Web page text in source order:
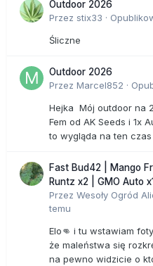
Outdoor 2026
Przez stix33 ·
Śliczne
Outdoor 2026
Przez Marcel852 ·
Hejka Mój outdoor na
Fem od AK Seeds i 1x
to wygląda na ten czas
Fast Bud42 | Mango
Runtz x2 | GMO Auto x1
Przez Wesoły Ogród
temu
Elo👊 i tu wstawiam
że maleństwa się
na pewno widzicie o